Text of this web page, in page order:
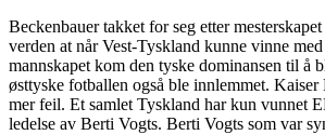
Beckenbauer takket for seg etter
verden at når Vest-Tyskland kunne vinne
mannskapet kom den tyske dominansen til å
østtyske fotballen også ble innlemmet. Kaiser
mer feil. Et samlet Tyskland har kun vunnet
ledelse av Berti Vogts. Berti Vogts som var